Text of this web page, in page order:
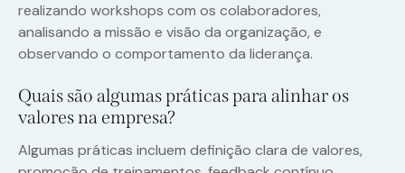
realizando workshops com os colaboradores,
analisando a missão e visão da organização, e
observando o comportamento da liderança.
Quais são algumas práticas para alinhar os
valores na empresa?
Algumas práticas incluem definição clara de valores,